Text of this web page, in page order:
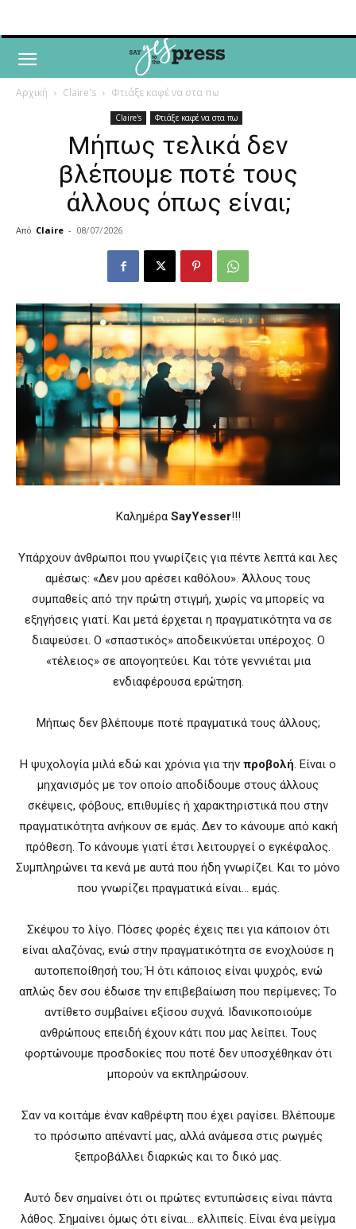
Αρχική Claire's Φτιάξε καφέ να στα πω
Claire's Φτιάξε καφέ να στα πω
Μήπως τελικά δεν
βλέπουμε ποτέ τους
άλλους όπως είναι;
Από Claire - 08/07/2026
Καλημέρα SayYesser!!!
Υπάρχουν άνθρωποι που γνωρίζεις για πέντε λεπτά και λες
αμέσως: «Δεν μου αρέσει καθόλου». Άλλους τους
συμπαθείς από την πρώτη στιγμή, χωρίς να μπορείς να
εξηγήσεις γιατί. Και μετά έρχεται η πραγματικότητα να σε
διαψεύσει. Ο «σπαστικός» αποδεικνύεται υπέροχος. Ο
«τέλειος» σε απογοητεύει. Και τότε γεννιέται μια
ενδιαφέρουσα ερώτηση.
Μήπως δεν βλέπουμε ποτέ πραγματικά τους άλλους;
Η ψυχολογία μιλά εδώ και χρόνια για την προβολή. Είναι ο
μηχανισμός με τον οποίο αποδίδουμε στους άλλους
σκέψεις, φόβους, επιθυμίες ή χαρακτηριστικά που στην
πραγματικότητα ανήκουν σε εμάς. Δεν το κάνουμε από κακή
πρόθεση. Το κάνουμε γιατί έτσι λειτουργεί ο εγκέφαλος.
Συμπληρώνει τα κενά με αυτά που ήδη γνωρίζει. Και το μόνο
που γνωρίζει πραγματικά είναι… εμάς.
Σκέψου το λίγο. Πόσες φορές έχεις πει για κάποιον ότι
είναι αλαζόνας, ενώ στην πραγματικότητα σε ενοχλούσε η
αυτοπεποίθησή του; Ή ότι κάποιος είναι ψυχρός, ενώ
απλώς δεν σου έδωσε την επιβεβαίωση που περίμενες; Το
αντίθετο συμβαίνει εξίσου συχνά. Ιδανικοποιούμε
ανθρώπους επειδή έχουν κάτι που μας λείπει. Τους
φορτώνουμε προσδοκίες που ποτέ δεν υποσχέθηκαν ότι
μπορούν να εκπληρώσουν.
Σαν να κοιτάμε έναν καθρέφτη που έχει ραγίσει. Βλέπουμε
το πρόσωπο απέναντί μας, αλλά ανάμεσα στις ρωγμές
ξεπροβάλλει διαρκώς και το δικό μας.
Αυτό δεν σημαίνει ότι οι πρώτες εντυπώσεις είναι πάντα
λάθος. Σημαίνει όμως ότι είναι… ελλιπείς. Είναι ένα μείγμα